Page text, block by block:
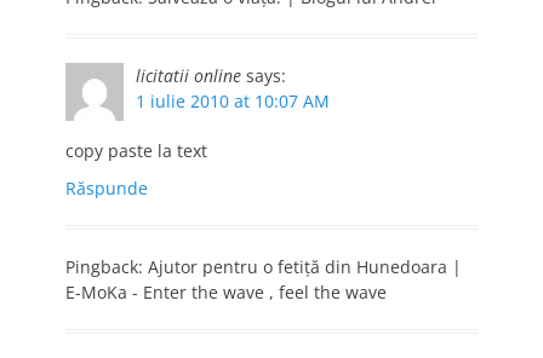
licitatii online says:
1 iulie 2010 at 10:07 AM
copy paste la text
Răspunde
Pingback: Ajutor pentru o fetiţă din Hunedoara |
E-MoKa - Enter the wave , feel the wave